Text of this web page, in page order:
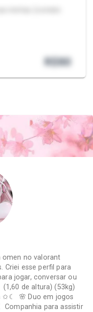
R$80
omen no valorant
Criei esse perfil para
jogar, conversar ou
de altura) (53kg)
✩☾ 🌸 Duo em jogos
Companhia para assistir